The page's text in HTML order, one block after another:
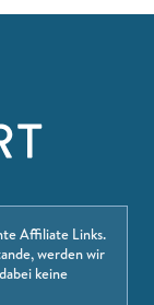
Affiliate Links.
werden wir
keine